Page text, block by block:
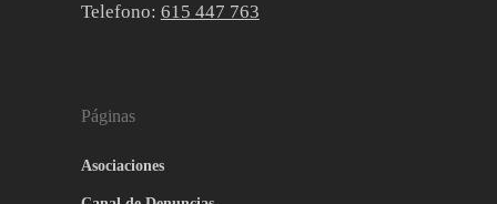
Telefono: 615 447 763
Páginas
Asociaciones